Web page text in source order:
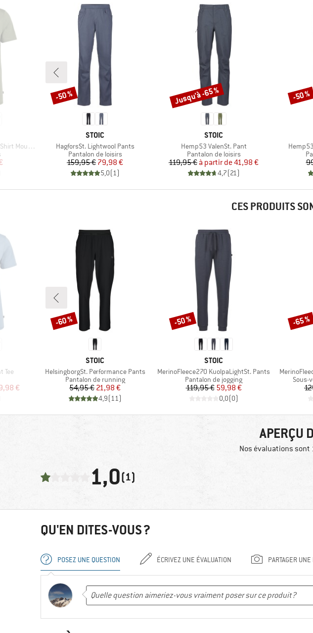
II
MARQUE
STOIC
Article
HagforsSt. Lightwool Pants
Product group
Pantalon de loisirs
Prix
159,95 €Prix réduit
79,98 €
5,0( 1)
Remise
-50 %
MARQUE
STOIC
Article
Hemp53 ValenSt. Pant
Product group
Pantalon de loisirs
Prix
119,95 € Prix réduit
à partir de41,98 €
4,7(21)
Remise
Jusqu'à -65 %
Article
Remise
-50 %
CES PRODUITS
Tee
€
MARQUE
STOIC
Article
HelsingborgSt. Performance Pants
Product group
Pantalon de running
Prix
54,95 €Prix réduit
21,98 €
4,9( 11)
Remise
-60 %
MARQUE
STOIC
Article
MerinoFleece270 KuolpaLightSt. Pants
Product group
Pantalon de jogging
Prix
119,95 €Prix réduit
59,98 €
0,0(0)
Remise
-50 %
Article
Sous-
Remise
-65 %
APERÇU
Nos évaluations sont
1,0(1)
QU'EN DITES-VOUS ?
POSEZ UNE QUESTION ÉCRIVEZ UNE ÉVALUATION PARTAGER